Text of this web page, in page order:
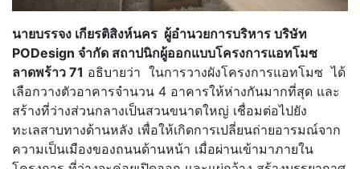
นายบรรจง เกียรติสิงห์นคร ผู้อำนวยการบริหาร บริษัท
PODesign จำกัด สถาปนิกผู้ออกแบบโครงการแอทโมซ
ลาดพร้าว 71 อธิบายว่า ในการวางผังโครงการแอทโมซ ได้
เลือกวางตัวอาคารจำนวน 4 อาคารให้ห่างกันมากที่สุด และ
สร้างที่ว่างส่วนกลางเป็นสวนขนาดใหญ่ เชื่อมต่อไปยัง
ทะเลสาบทางด้านหลัง เพื่อให้เกิดการเปลี่ยนถ่ายอารมณ์จาก
ความเป็นเมืองของถนนด้านหน้า เมื่อผ่านเข้ามาภายใน